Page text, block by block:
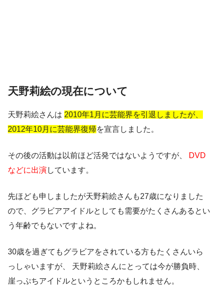
天野莉絵の現在について
天野莉絵さんは 2010年1月に芸能界を引退しましたが、
2012年10月に芸能界復帰を宣言しました。
その後の活動は以前ほど活発ではないようですが、
DVD
などに出演しています。
先ほども申しましたが天野莉絵さんも27歳になりました
ので、グラビアアイドルとしても需要がたくさんあるとい
う年齢でもないですよね。
30歳を過ぎてもグラビアをされている方もたくさんいら
っしゃいますが、 天野莉絵さんにとっては今が勝負時、
崖っぷちアイドルというところかもしれません。